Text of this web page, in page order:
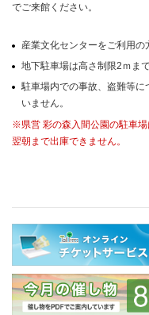
でご来館ください。
産業文化センターをご利用の
地下駐車場は高さ制限2ｍまで
駐車場内での事故、盗難等
いません。
※県営 彩の森入間公園の駐車
翌朝まで出庫できません。